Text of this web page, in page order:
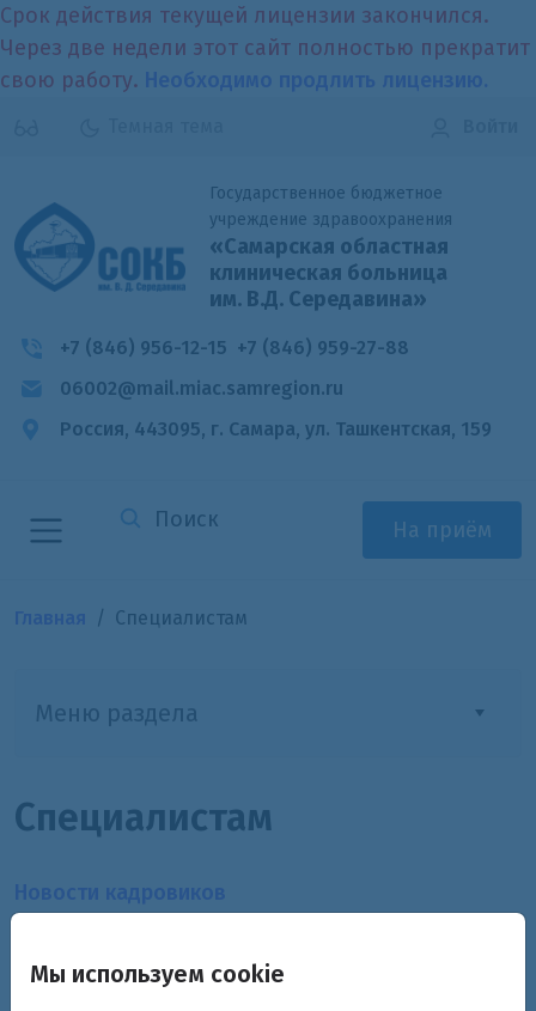
Срок действия текущей лицензии закончился.
Через две недели этот сайт полностью прекратит
свою работу.
Государственное бюджетное
учреждение здравоохранения
«Самарская областная
клиническая больница
им. В.Д. Середавина»
+7 (846) 956-12-15 +7 (846) 959-27-88
06002@mail.miac.samregion.ru
Россия, 443095, г. Самара, ул. Ташкентская, 159
На приём
Специалистам
Меню раздела
Специалистам
Мы используем cookie